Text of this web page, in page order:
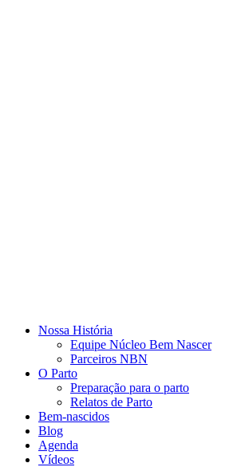
Nossa História
Equipe Núcleo Bem Nascer
Parceiros NBN
O Parto
Preparação para o parto
Relatos de Parto
Bem-nascidos
Blog
Agenda
Vídeos